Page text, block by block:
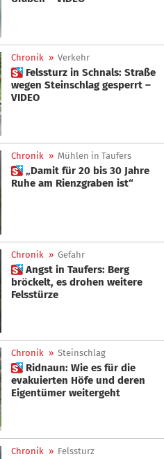
Chronik » Verkehr
 Felssturz in Schnals: Straße
wegen Steinschlag gesperrt –
VIDEO
Chronik » Mühlen in Taufers
 „Damit für 20 bis 30 Jahre
Ruhe am Rienzgraben ist“
Chronik » Gefahr
 Angst in Taufers: Berg
bröckelt, es drohen weitere
Felsstürze
Chronik » Steinschlag
 Ridnaun: Wie es für die
evakuierten Höfe und deren
Eigentümer weitergeht
Chronik » Felssturz